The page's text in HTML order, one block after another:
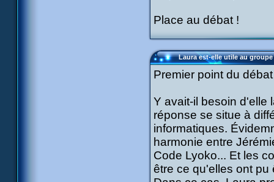
Place au débat !
Laura est-elle utile au groupe
Premier point du
Y avait-il besoin d'elle
réponse se situe à
informatiques.
harmonie entre
Code Lyoko... Et les
être ce qu'elles ont pu